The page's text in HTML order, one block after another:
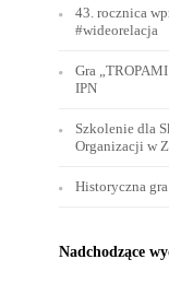
43. rocznica
#wideorelacja
Gra
IPN
Szkolenie dla
Organizacji w
Historyczna
Nadchodzące